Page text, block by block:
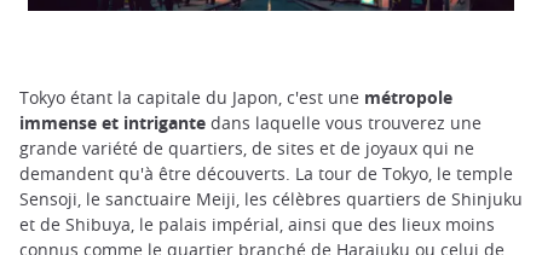
Tokyo étant la capitale du Japon, c'est une métropole
immense et intrigante dans laquelle vous trouverez une
grande variété de quartiers, de sites et de joyaux qui ne
demandent qu'à être découverts. La tour de Tokyo, le temple
Sensoji, le sanctuaire Meiji, les célèbres quartiers de Shinjuku
et de Shibuya, le palais impérial, ainsi que des lieux moins
connus comme le quartier branché de Harajuku ou celui de